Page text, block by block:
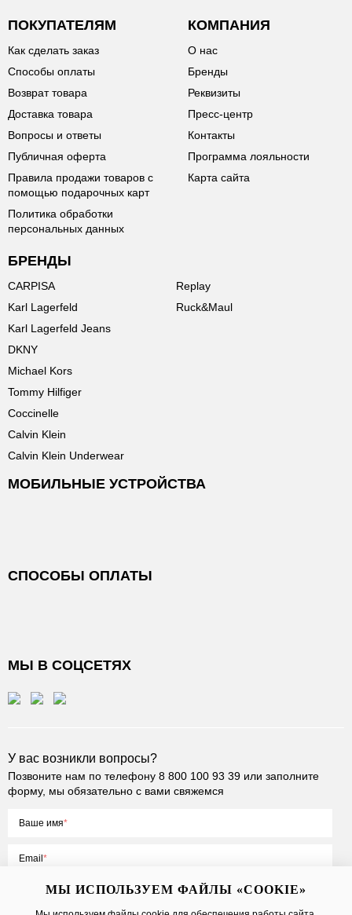
ПОКУПАТЕЛЯМ
Как сделать заказ
Способы оплаты
Возврат товара
Доставка товара
Вопросы и ответы
Публичная оферта
Правила продажи товаров с
помощью подарочных карт
Политика обработки
персональных данных
КОМПАНИЯ
О нас
Бренды
Реквизиты
Пресс-центр
Контакты
Программа лояльности
Карта сайта
БРЕНДЫ
CARPISA
Karl Lagerfeld
Karl Lagerfeld Jeans
DKNY
Michael Kors
Tommy Hilfiger
Coccinelle
Calvin Klein
Calvin Klein Underwear
Replay
Ruck&Maul
МОБИЛЬНЫЕ УСТРОЙСТВА
СПОСОБЫ ОПЛАТЫ
МЫ В СОЦСЕТЯХ
У вас возникли вопросы?
Позвоните нам по телефону 8 800 100 93 39 или заполните
форму, мы обязательно с вами свяжемся
Ваше имя
Email
МЫ ИСПОЛЬЗУЕМ ФАЙЛЫ «COOKIE»